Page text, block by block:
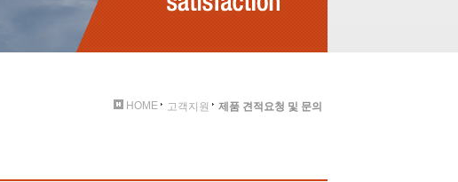
HOME 고객지원 제품 견적요청 및 문의